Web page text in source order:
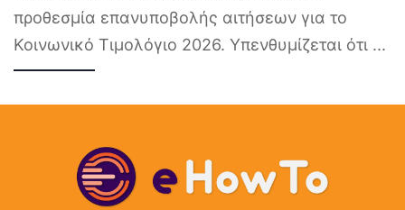
προθεσμία επανυποβολής αιτήσεων για το
Κοινωνικό Τιμολόγιο 2026. Υπενθυμίζεται ότι ...